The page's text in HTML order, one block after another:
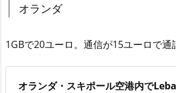
オランダ
1GBで20ユーロ。通信が15ユーロで通
オランダ・スキポール空港内でLeba